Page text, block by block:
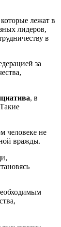
которые лежат в
лидеров,
в
за
, в
человеке не
вражды.